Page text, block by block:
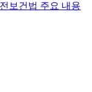
보건법 주요 내용